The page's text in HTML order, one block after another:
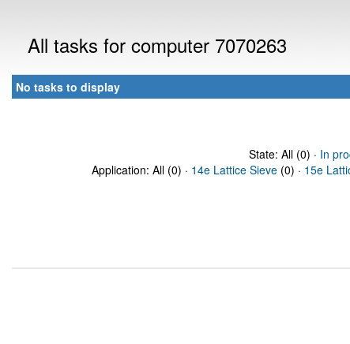
All tasks for computer 7070263
No tasks to display
State: All (0) · In
Application: All (0) · 14e Lattice Sieve (0) · 15e